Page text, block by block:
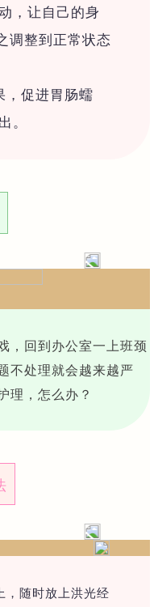
，让自己的身
调整到正常状态
，促进胃肠蠕
。
，回到办公室一上班颈
不处理就会越来越严
理，怎么办？
，随时放上洪光经